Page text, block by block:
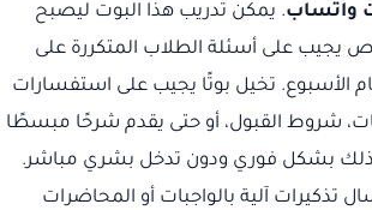
واتساب. يمكن تدريب هذا البوت ليصبح
على أسئلة الطلاب المتكررة على
الأسبوع. تخيل بوتًا يجيب على استفسارات
شروط القبول، أو حتى يقدم شرحًا مبسطًا
ذلك بشكل فوري ودون تدخل بشري مباشر.
تذكيرات آلية بالواجبات أو المحاضرات